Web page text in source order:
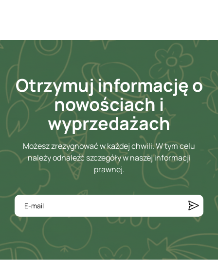
Otrzymuj informację o
nowościach i
wyprzedażach
Możesz zrezygnować w każdej chwili. W tym celu
należy odnaleźć szczegóły w naszej informacji
prawnej.